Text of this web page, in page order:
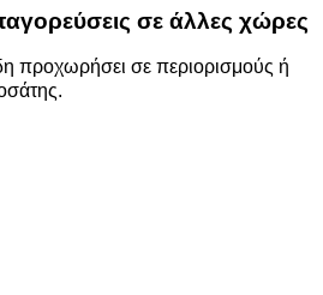
σε άλλες χώρες
προχωρήσει σε περιορισμούς ή